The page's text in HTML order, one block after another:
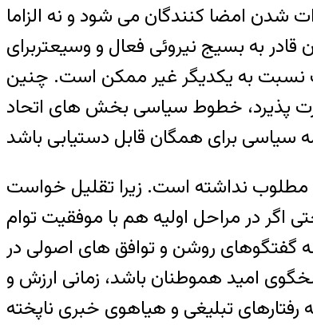
شدن امضا کنندگان می شود و نه الزاما
به بسیج نیروئی فعال و وسیعتربرای
نسبت به یکدیگر غیر ممکن است. چنین
پذیرد، خطوط سیاسی بخش های اتحاد
مطلوب نداشته است. زیرا تقلیل خواست
در مراحل اولیه هم با موفقیت توام
گفتگوهای روشن و توافق های اصولی در
امید هموطنان باشد، زمانی ارزش و
تبلیغی و هیاهوی خبری ناپخته